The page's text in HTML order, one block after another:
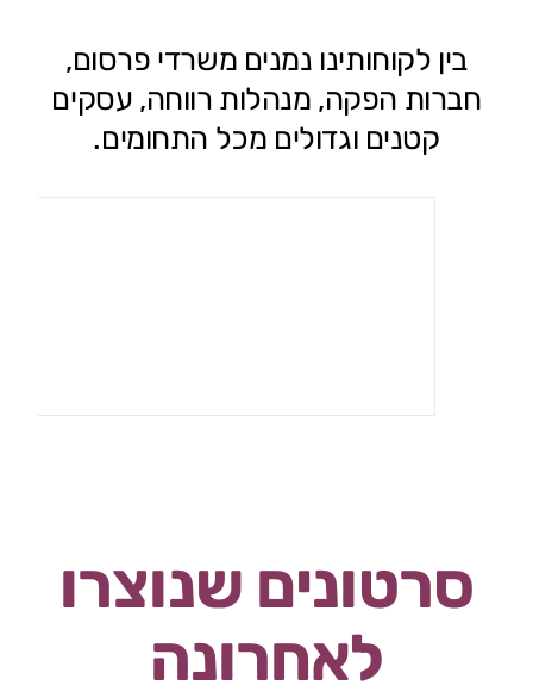
בין לקוחותינו נמנים משרדי פרסום,
חברות הפקה, מנהלות רווחה, עסקים
קטנים וגדולים מכל התחומים.
סרטונים שנוצרו
לאחרונה